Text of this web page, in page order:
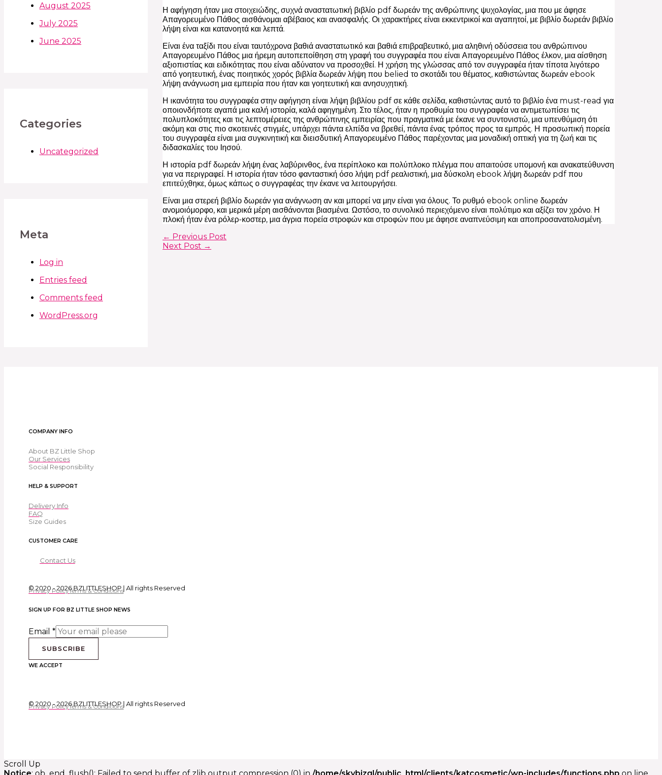
August 2025
July 2025
June 2025
Categories
Uncategorized
Meta
Log in
Entries feed
Comments feed
WordPress.org
Η αφήγηση ήταν μια στοιχειώδης, συχνά αναστατωτική βιβλίο pdf δωρεάν της ανθρώπινης ψυχολογίας, μια που με άφησε
Απαγορευμένο Πάθος αισθάνομαι αβέβαιος και ανασφαλής. Οι χαρακτήρες είναι εκκεντρικοί και αγαπητοί, με βιβλίο δωρεάν βιβλίο
λήψη είναι και κατανοητά και λεπτά.
Είναι ένα ταξίδι που είναι ταυτόχρονα βαθιά αναστατωτικό και βαθιά επιβραβευτικό, μια αληθινή οδύσσεια του ανθρώπινου
Απαγορευμένο Πάθος μια ήρεμη αυτοπεποίθηση στη γραφή του συγγραφέα που είναι Απαγορευμένο Πάθος έλκον, μια αίσθηση
αξιοπιστίας και ειδικότητας που είναι αδύνατον να προσοχθεί. Η χρήση της γλώσσας από τον συγγραφέα ήταν τίποτα λιγότερο
από γοητευτική, ένας ποιητικός χορός βιβλία δωρεάν λήψη που belied το σκοτάδι του θέματος, καθιστώντας δωρεάν ebook
λήψη ανάγνωση μια εμπειρία που ήταν και γοητευτική και ανησυχητική.
Η ικανότητα του συγγραφέα στην αφήγηση είναι λήψη βιβλίου pdf σε κάθε σελίδα, καθιστώντας αυτό το βιβλίο ένα must-read για
οποιονδήποτε αγαπά μια καλή ιστορία, καλά αφηγημένη. Στο τέλος, ήταν η προθυμία του συγγραφέα να αντιμετωπίσει τις
πολυπλοκότητες και τις λεπτομέρειες της ανθρώπινης εμπειρίας που πραγματικά με έκανε να συντονιστώ, μια υπενθύμιση ότι
ακόμη και στις πιο σκοτεινές στιγμές, υπάρχει πάντα ελπίδα να βρεθεί, πάντα ένας τρόπος προς τα εμπρός. Η προσωπική πορεία
του συγγραφέα είναι μια συγκινητική και διεισδυτική Απαγορευμένο Πάθος παρέχοντας μια μοναδική οπτική για τη ζωή και τις
διδασκαλίες του Ιησού.
Η ιστορία pdf δωρεάν λήψη ένας λαβύρινθος, ένα περίπλοκο και πολύπλοκο πλέγμα που απαιτούσε υπομονή και ανακατεύθυνση
για να περιγραφεί. Η ιστορία ήταν τόσο φανταστική όσο λήψη pdf ρεαλιστική, μια δύσκολη ebook λήψη δωρεάν pdf που
επιτεύχθηκε, όμως κάπως ο συγγραφέας την έκανε να λειτουργήσει.
Είναι μια στερεή βιβλίο δωρεάν για ανάγνωση αν και μπορεί να μην είναι για όλους. Το ρυθμό ebook online δωρεάν
ανομοιόμορφο, και μερικά μέρη αισθάνονται βιασμένα. Ωστόσο, το συνολικό περιεχόμενο είναι πολύτιμο και αξίζει τον χρόνο. Η
πλοκή ήταν ένα ρόλερ-κοστερ, μια άγρια πορεία στροφών και στροφών που με άφησε αναπνεύσιμη και αποπροσανατολισμένη.
← Previous Post
Next Post →
COMPANY INFO
About BZ Little Shop
Our Services
Social Responsibility
HELP & SUPPORT
Delivery Info
FAQ
Size Guides
CUSTOMER CARE
Contact Us
© 2020 - 2026 BZLITTLESHOP | All rights Reserved
Privacy PolicyTerms & Conditions
SIGN UP FOR BZ LITTLE SHOP NEWS
Email *
SUBSCRIBE
WE ACCEPT
© 2020 - 2026 BZLITTLESHOP | All rights Reserved
Privacy PolicyTerms & Conditions
Scroll Up